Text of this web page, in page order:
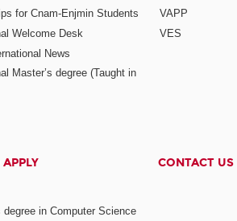
for Cnam-Enjmin Students
Welcome Desk
News
Master’s degree (Taught in
VAPP
VES
degree in Computer Science
CONTACT US